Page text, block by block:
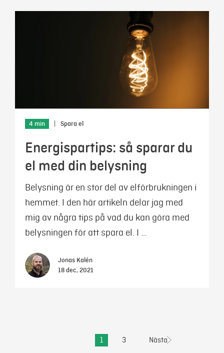
4 min Spara el
Energispartips: så sparar du
el med din belysning
Belysning är en stor del av elförbrukningen i
hemmet. I den här artikeln delar jag med
mig av några tips på vad du kan göra med
belysningen för att spara el. I …
Jonas Kalén
18 dec, 2021
1 3 Nästa